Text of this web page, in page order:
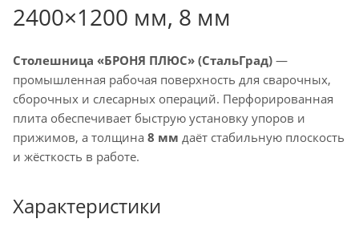
2400×1200 мм, 8 мм
Столешница «БРОНЯ ПЛЮС» (СтальГрад) —
промышленная рабочая поверхность для сварочных,
сборочных и слесарных операций. Перфорированная
плита обеспечивает быструю установку упоров и
прижимов, а толщина 8 мм даёт стабильную плоскость
и жёсткость в работе.
Характеристики